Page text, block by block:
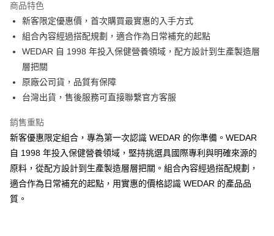
合作金庫商業銀行
華南商業銀行
彰化商業銀行
上海商業儲蓄銀行
台北富邦商業銀行
國泰世華商業銀行
兆豐國際商業銀行
臺灣中小企業銀行
匯豐（台灣）商業銀行
聯邦商業銀行
元大商業銀行
永豐商業銀行
台新國際商業銀行
台灣樂天信用卡公司
6 期 0 利率 每期
華南商業銀行
彰化商業銀行
上海商業儲蓄銀行
台北富邦商業銀行
國泰世華商業銀行
臺灣中小企業銀行
匯豐（台灣）商業銀行
華泰商業銀行
元大商業銀行
玉山商業銀行
星展（台灣）商業銀行
台灣樂天信用卡公司
12 期 0 利率 每期 NT$66
合作金庫商業銀行
第一商業銀行
上海商業儲蓄銀行
國泰世華商業銀行
臺灣中小企業銀行
台中商業銀行
聯邦商業銀行
元大商業銀行
永豐商業銀行
玉山商業銀行
星展（台灣）商業銀行
台新國際商業銀行
中國信託商業銀行
24 期 0 利率 每期 NT$33 20家銀行
合作金庫商業銀行
華南商業銀行
兆豐國際商業銀行
臺灣中小企業銀行
台中商業銀行
華泰商業銀行
遠東國際商業銀行
元大商業銀行
永豐商業銀行
玉山商業銀行
星展（台灣）商業銀行
台新國際商業銀行
中國信託商業銀行
台灣樂天信用卡公司
超商取貨付款
LINE Pay
街口支付
悠遊付
Google Pay
全盈+PAY
商品特色
新客限定優惠價，首次購買最實惠的入手方式
組合內容經過搭配規劃，適合作為日常補充的起點
WEDAR 自 1998 年投入保健營養領域，配方設計到生產製造層
層把關
原廠公司貨，品質有保障
台灣出貨，售後服務可直接聯繫官方客服
銷售重點
新客優惠限定組合，專為第一次認識 WEDAR 的你準備。WEDAR
自 1998 年投入保健營養領域，堅持挑選具國際專利與明確來源的
原料，從配方設計到生產製造層層把關。組合內容經過搭配規劃，
適合作為日常補充的起點，用實惠的價格認識 WEDAR 的產品品
質。